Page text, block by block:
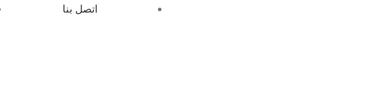
اتصل بنا